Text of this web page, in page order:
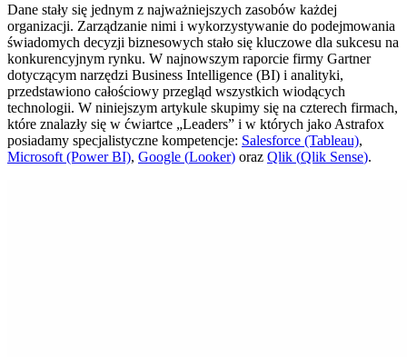
Dane stały się jednym z najważniejszych zasobów każdej
organizacji. Zarządzanie nimi i wykorzystywanie do podejmowania
świadomych decyzji biznesowych stało się kluczowe dla sukcesu na
konkurencyjnym rynku. W najnowszym raporcie firmy Gartner
dotyczącym narzędzi Business Intelligence (BI) i analityki,
przedstawiono całościowy przegląd wszystkich wiodących
technologii. W niniejszym artykule skupimy się na czterech firmach,
które znalazły się w ćwiartce „Leaders” i w których jako Astrafox
posiadamy specjalistyczne kompetencje: Salesforce (Tableau),
Microsoft (Power BI), Google (Looker) oraz Qlik (Qlik Sense).